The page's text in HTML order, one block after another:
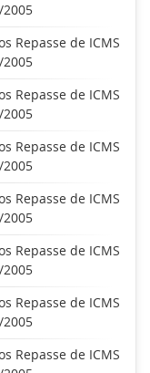
Repasse de ICMS
Repasse de ICMS
Repasse de ICMS
Repasse de ICMS
Repasse de ICMS
Repasse de ICMS
Repasse de ICMS